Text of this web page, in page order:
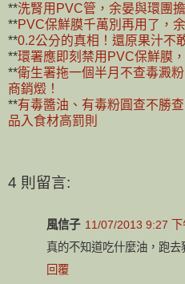
**洗腎用PVC管，余晏與環團
**PVC保鮮膜千萬別再用了，
**0.2公分的真相！還原果汁不
**環署應即刻禁用PVC保鮮膜
**衛生署拖一個半月不查毒澱
商銷燬！
**有毒醬油、有毒粉圓查不勝
品入食材高罰則
4 則留言:
風信子 11/07/2013 9:27 下
真的不知道吃什麼油，跑去
回覆